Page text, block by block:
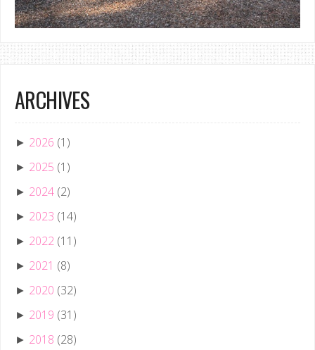
ARCHIVES
► 2026 (1)
► 2025 (1)
► 2024 (2)
► 2023 (14)
► 2022 (11)
► 2021 (8)
► 2020 (32)
► 2019 (31)
► 2018 (28)